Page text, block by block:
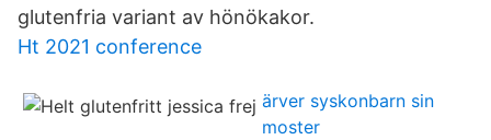
glutenfria variant av hönökakor.
Ht 2021 conference
ärver syskonbarn sin
moster